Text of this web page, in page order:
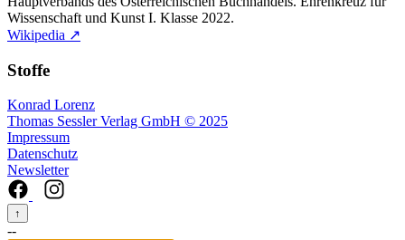
Wissenschaft und Kunst I. Klasse 2022.
Wikipedia ↗
Stoffe
Konrad Lorenz
Thomas Sessler Verlag GmbH © 2025
Impressum
Datenschutz
Newsletter
↑
--